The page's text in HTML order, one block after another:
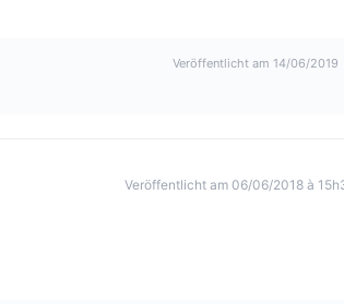
Veröffentlicht am 14/06/2019
Veröffentlicht am 06/06/2018 à